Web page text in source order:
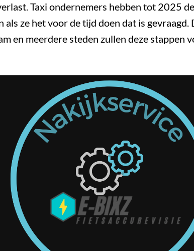
Taxi ondernemers hebben tot 2025
als ze het voor de tijd doen dat is
en meerdere steden zullen deze stappen